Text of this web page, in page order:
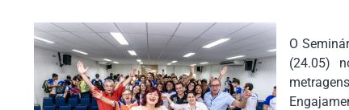
O
(24.05)